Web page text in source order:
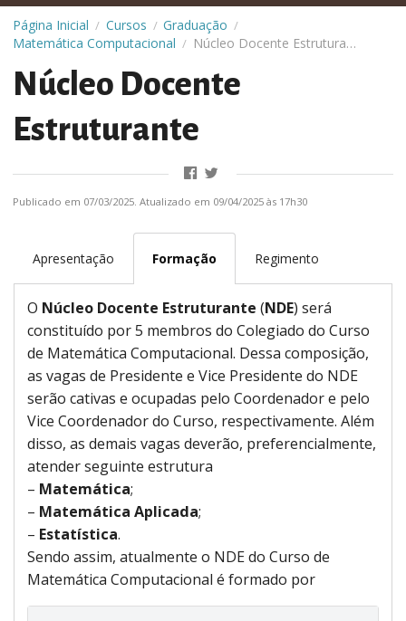
Página Inicial / Cursos / Graduação /
Matemática Computacional / Núcleo Docente Estruturante
Núcleo Docente
Estruturante
Publicado em 07/03/2025. Atualizado em 09/04/2025 às 17h30
Apresentação Formação Regimento
O Núcleo Docente Estruturante (NDE) será
constituído por 5 membros do Colegiado do Curso
de Matemática Computacional. Dessa composição,
as vagas de Presidente e Vice Presidente do NDE
serão cativas e ocupadas pelo Coordenador e pelo
Vice Coordenador do Curso, respectivamente. Além
disso, as demais vagas deverão, preferencialmente,
atender seguinte estrutura
– Matemática;
– Matemática Aplicada;
– Estatística.
Sendo assim, atualmente o NDE do Curso de
Matemática Computacional é formado por